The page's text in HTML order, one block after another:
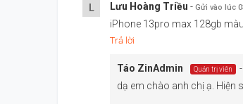
L Lưu Hoàng Triều - Gửi vào lúc
iPhone 13pro max 128gb
Trả lời
Táo ZinAdmin Quản trị viên -
dạ em chào anh chị ạ. Hiện